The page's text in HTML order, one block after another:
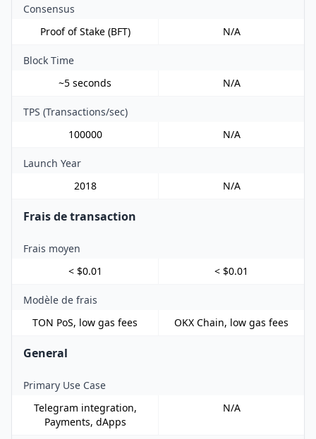
Consensus
Proof of Stake (BFT)
N/A
Block Time
~5 seconds
N/A
TPS (Transactions/sec)
100000
N/A
Launch Year
2018
N/A
Frais de transaction
Frais moyen
< $0.01
< $0.01
Modèle de frais
TON PoS, low gas fees
OKX Chain, low gas fees
General
Primary Use Case
Telegram integration,
Payments, dApps
N/A